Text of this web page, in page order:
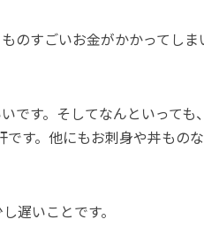
のすごいお金がかかってし
す。そしてなんといって
す。他にもお刺身や丼もの
遅いことです。